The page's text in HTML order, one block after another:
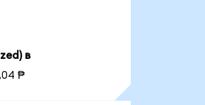
в
₱